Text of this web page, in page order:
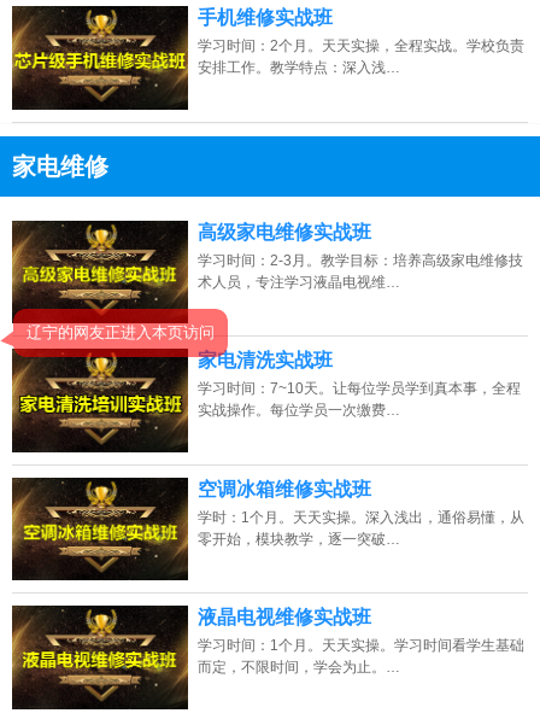
手机维修实战班
学习时间：2个月。天天实操，全程实战。学校负责
安排工作。教学特点：深入浅…
家电维修
点击免费咨询电话：13807313137
高级家电维修实战班
学习时间：2-3月。教学目标：培养高级家电维修技
术人员，专注学习液晶电视维…
家电清洗实战班
学习时间：7~10天。让每位学员学到真本事，全程
实战操作。每位学员一次缴费…
空调冰箱维修实战班
学时：1个月。天天实操。深入浅出，通俗易懂，从
零开始，模块教学，逐一突破…
液晶电视维修实战班
学习时间：1个月。天天实操。学习时间看学生基础
而定，不限时间，学会为止。…
辽宁的网友正进入本页访问